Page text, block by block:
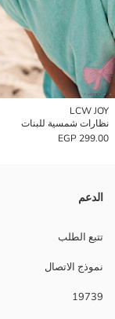
LCW JOY
نظارات شمسية للبنات
299.00 EGP
الدعم
تتبع الطلب
نموذج الاتصال
19739